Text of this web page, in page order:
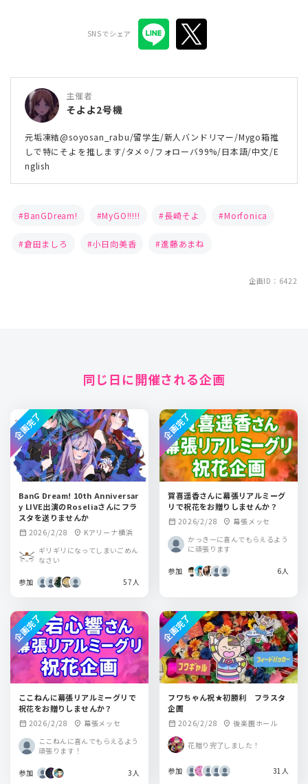
SNSでシェア
主催者
そよよ2号機
元垢凍結@soyosan_rabu/留学生/新人バンドリマー/Mygo箱推
しで特にそよを推します/タメ⚪︎/フォローバ99%/日本語/中文/E
nglish
BanGDream! MyGO!!!!! 長崎そよ Morfonica
倉田ましろ 小日向美香 進藤あまね
企画ID：6422
同じ日に開催される企画
BanG Dream! 10th Anniversar
y LIVE出演のRoseliaさんにフラ
スタを送りませんか
calendar_month 2026/2/28 location_on Kアリーナ横浜
ギリギリになってしまいごめん
なさい
参加 57人
企画完了
賀喜遥香さんに幕張リアルミーグ
リで祝花をお贈りしませんか？
calendar_month 2026/2/28 location_on 幕張メッセ
かっきーに喜んでもらえるよう
に頑張ります
参加 6人
企画完了
ここねんに幕張リアルミーグリで
祝花をお贈りしませんか？
calendar_month 2026/2/28 location_on 幕張メッセ
ここねんに喜んでもらえるよう
頑張ります！
参加 3人
企画完了
フワちゃん祝★初勝利 フラスタ
企画
calendar_month 2026/2/28 location_on 後楽園ホール
花贈り完了しました！
参加 31人
企画完了